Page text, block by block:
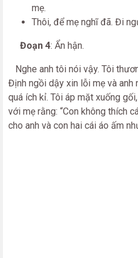
mẹ.
Thôi, để mẹ nghĩ đã. Đi
Đoạn 4: Ẩn hận.
Nghe anh tôi nói vậy. Tôi
Định ngồi dậy xin lỗi mẹ và anh
quá ích kỉ. Tôi áp mặt xuống
với mẹ rằng: “Con không thích
cho anh và con hai cái áo ấm